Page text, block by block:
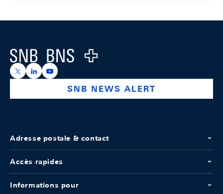
Logo
https://x.com/snb_bns
https://ch.linkedin.com/company/swiss-national-
https://www.youtube.com/@swissnationalbank
SNB NEWS ALERT
Adresse postale & contact
Accès rapides
Informations pour